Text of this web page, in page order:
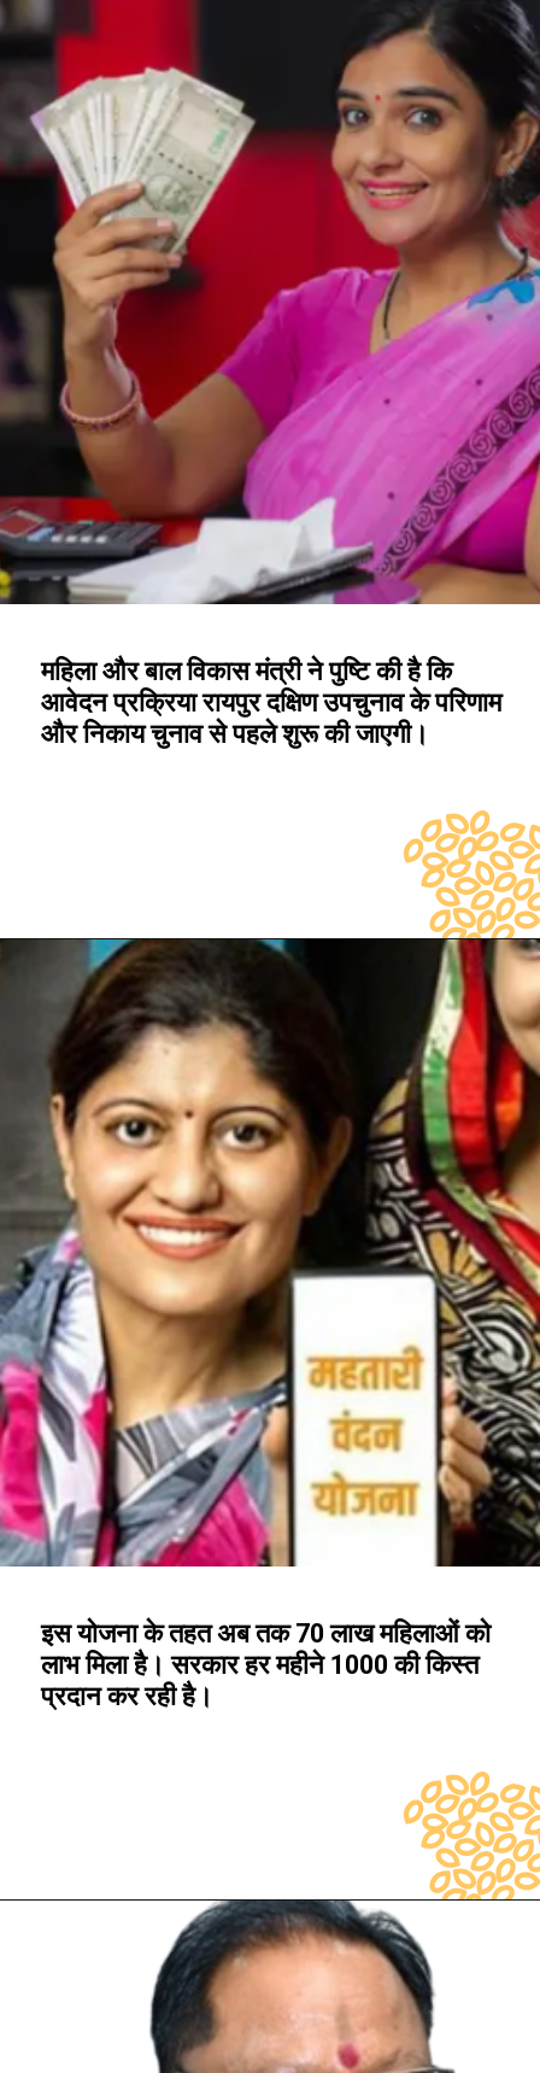
महिला और बाल विकास मंत्री ने पुष्टि की है कि
आवेदन प्रक्रिया रायपुर दक्षिण उपचुनाव के परिणाम
और निकाय चुनाव से पहले शुरू की जाएगी।
इस योजना के तहत अब तक 70 लाख महिलाओं को
लाभ मिला है। सरकार हर महीने ₹1000 की किस्त
प्रदान कर रही है।